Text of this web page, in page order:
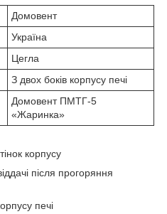
Домовент
Україна
Цегла
З двох боків корпусу печі
Домовент ПМТГ-5
«Жаринка»
корпусу
після прогоряння
печі